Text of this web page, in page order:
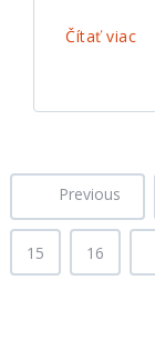
Čítať viac
Previous
15 16